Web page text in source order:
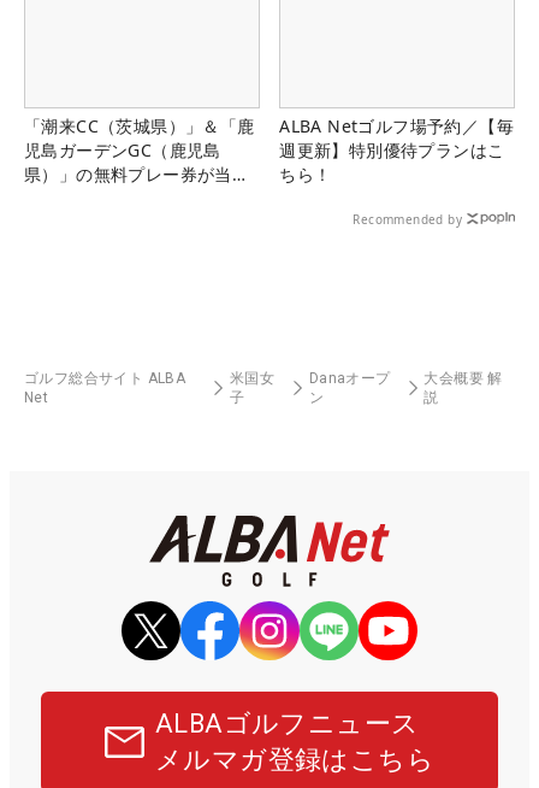
「潮来CC（茨城県）」＆「鹿
児島ガーデンGC（鹿児島
県）」の無料プレー券が当た
ALBA Netゴルフ場予約／【毎
週更新】特別優待プランはこ
ちら！
Recommended by
ゴルフ総合サイト ALBA
Net
米国女
子
Danaオープ
ン
大会概要 解
説
ALBAゴルフニュース
メルマガ登録はこちら